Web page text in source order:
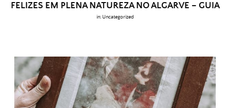
FELIZES EM PLENA NATUREZA NO ALGARVE – GUIA
in: Uncategorized